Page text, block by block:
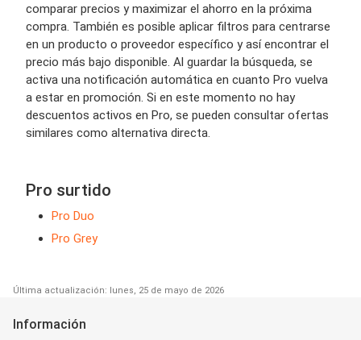
comparar precios y maximizar el ahorro en la próxima
compra. También es posible aplicar filtros para centrarse
en un producto o proveedor específico y así encontrar el
precio más bajo disponible. Al guardar la búsqueda, se
activa una notificación automática en cuanto Pro vuelva
a estar en promoción. Si en este momento no hay
descuentos activos en Pro, se pueden consultar ofertas
similares como alternativa directa.
Pro surtido
Pro Duo
Pro Grey
Última actualización: lunes, 25 de mayo de 2026
Información